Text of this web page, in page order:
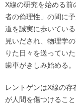
X線の研究を始める
者の倫理性」の間に
道を誠実に歩いてい
見いだされ、物理学
りた日々を送ってい
歯車がきしみ始める。
レントゲンはX線の
が人間を傷つけるこ